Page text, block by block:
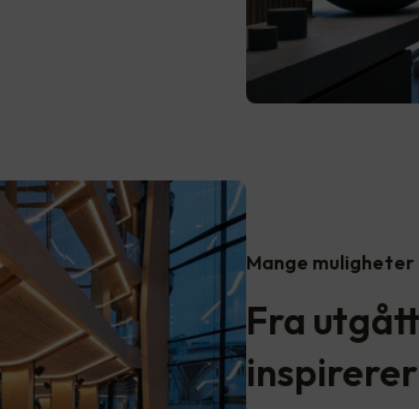
Mange
Fra
inspirerer